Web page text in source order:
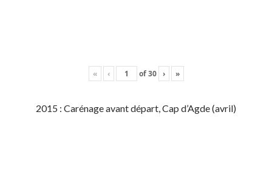
« ‹ of30 › »
2015 : Carénage avant départ, Cap d’Agde (avril)